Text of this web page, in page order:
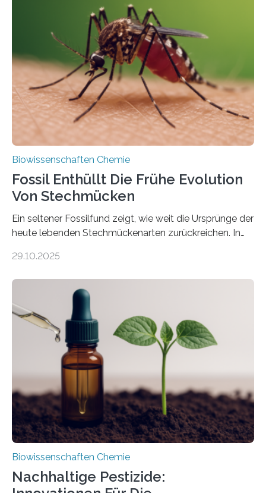
Grünalgen, die vor Hunderten von Millionen Jahren
lebten. Unter den Vorfahren sticht eine Gruppe heraus,
die noch heute in der Natur vorkommt: die
Süßwasseralge Coleochaetophyceae. Einige Arten
dieser Gruppe bilden aus Zellfäden dichte Geflechte
mit scheibenförmiger Gestalt. Was auffällig ist: Die
nächsten…
Biowissenschaften Chemie
Fossil Enthüllt Die Frühe Evolution
Von Stechmücken
Ein seltener Fossilfund zeigt, wie weit die Ursprünge der
heute lebenden Stechmückenarten zurückreichen. In
Forschende die bisher älteste bekannte Stechmücken-
Region Kachin in Myanmar und hat sich in
ausgezeichnetem Zustand erhalten. Es konnte als neue
Art einer neuen Gattung beschrieben werden und trägt
nun den Namen Cretosabethes primaevus. Dieser erste
fossile Nachweis einer Stechmückenlarve in Bernstein
stellt gleichzeitig den ersten Fossilfund einer
Mückenlarve aus dem Mesozoikum dar, denn…
29.10.2025
Biowissenschaften Chemie
Nachhaltige Pestizide: